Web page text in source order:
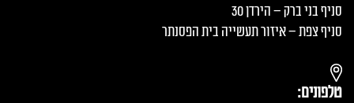
סניף בני ברק – הירדן 30
סניף צפת – איזור תעשייה בית הפסנתר
טלפונים: